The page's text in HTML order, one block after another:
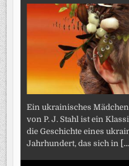
Ein ukrainisches
von P. J. Stahl ist ein
die Geschichte eines
Jahrhundert, das sich in [...]